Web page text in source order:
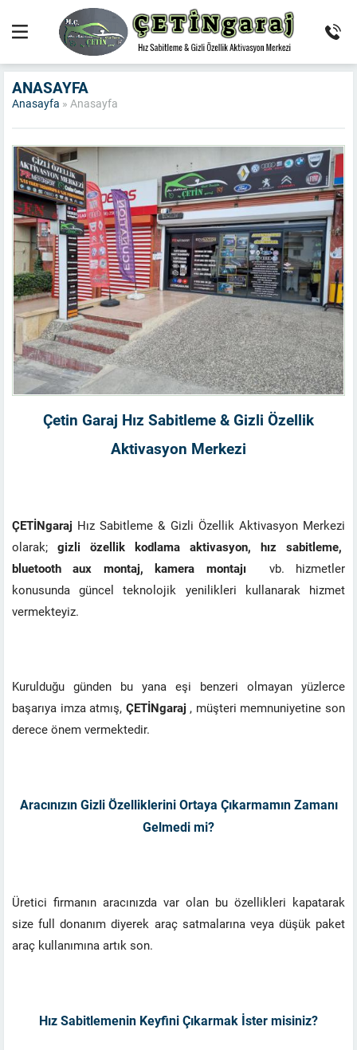
ANASAYFA
Anasayfa » Anasayfa
Çetin Garaj Hız Sabitleme & Gizli Özellik
Aktivasyon Merkezi
ÇETİNgaraj Hız Sabitleme & Gizli Özellik Aktivasyon Merkezi
olarak; gizli özellik kodlama aktivasyon, hız sabitleme,
bluetooth aux montaj, kamera montajı vb. hizmetler
konusunda güncel teknolojik yenilikleri kullanarak hizmet
vermekteyiz.
Kurulduğu günden bu yana eşi benzeri olmayan yüzlerce
başarıya imza atmış, ÇETİNgaraj , müşteri memnuniyetine son
derece önem vermektedir.
Aracınızın Gizli Özelliklerini Ortaya Çıkarmamın Zamanı
Gelmedi mi?
Üretici firmanın aracınızda var olan bu özellikleri kapatarak
size full donanım diyerek araç satmalarına veya düşük paket
araç kullanımına artık son.
Hız Sabitlemenin Keyfini Çıkarmak İster misiniz?